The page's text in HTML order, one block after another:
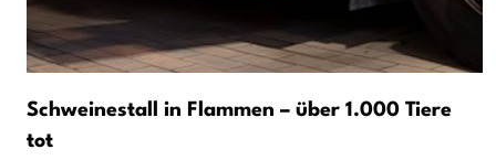
Schweinestall in Flammen – über 1.000 Tiere
tot